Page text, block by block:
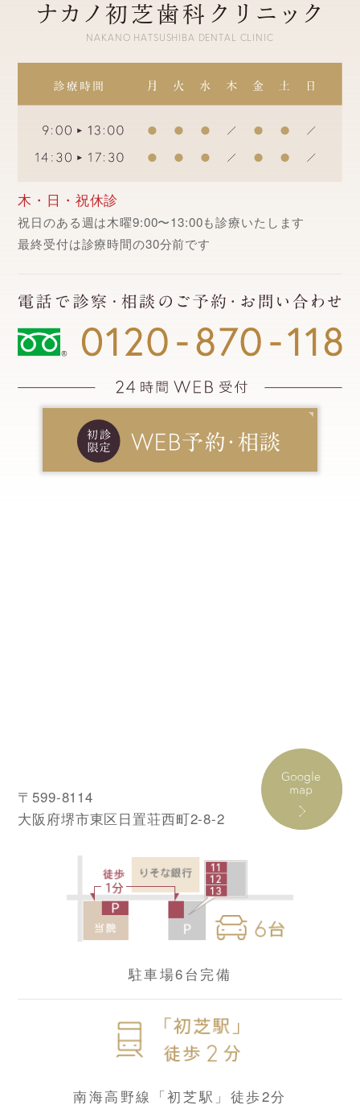
ナカノ 初芝歯科 クリニック
NAKANO HATSUSHIBA DENTAL CLINIC
木・日・祝休診
祝日のある週は木曜9:00〜13:00も診療いたします
最終受付は診療時間の30分前です
〒599-8114
大阪府堺市東区日置荘西町2-8-2
駐車場6台完備
南海高野線「初芝駅」徒歩2分